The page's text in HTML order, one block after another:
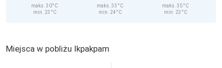
maks. 30°C
min. 23°C
maks. 33°C
min. 24°C
maks. 35°C
min. 23°C
Miejsca w pobliżu Ikpakpam